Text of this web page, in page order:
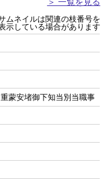
ムネイルは関連の枝番号を
示している場合があります
蒙安堵御下知当別当職事